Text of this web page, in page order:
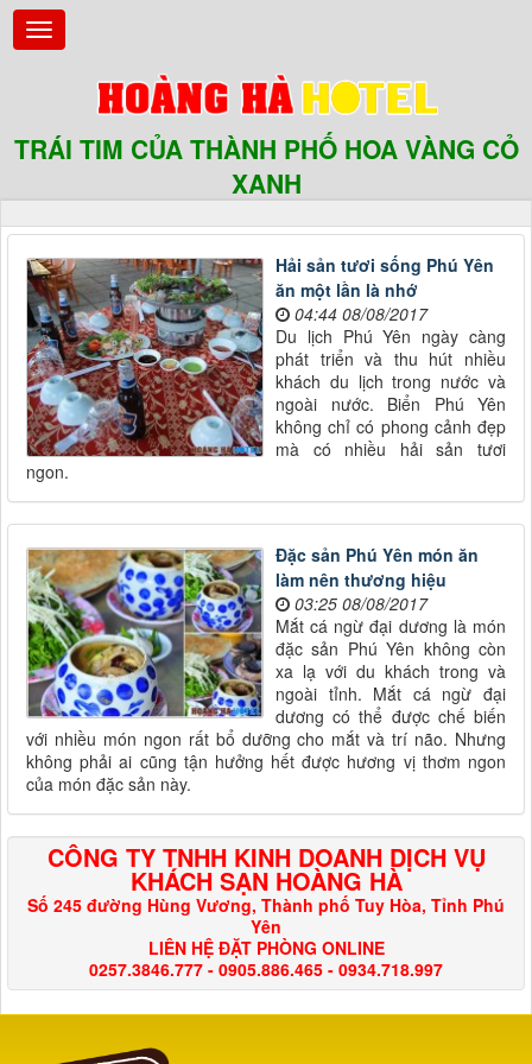
TRÁI TIM CỦA THÀNH PHỐ HOA VÀNG CỎ
XANH
Hải sản tươi sống Phú Yên
ăn một lần là nhớ
04:44 08/08/2017
Du lịch Phú Yên ngày càng
phát triển và thu hút nhiều
khách du lịch trong nước và
ngoài nước. Biển Phú Yên
không chỉ có phong cảnh đẹp
mà có nhiều hải sản tươi
ngon.
Đặc sản Phú Yên món ăn
làm nên thương hiệu
03:25 08/08/2017
Mắt cá ngừ đại dương là món
đặc sản Phú Yên không còn
xa lạ với du khách trong và
ngoài tỉnh. Mắt cá ngừ đại
dương có thể được chế biến
với nhiều món ngon rất bổ dưỡng cho mắt và trí não. Nhưng
không phải ai cũng tận hưởng hết được hương vị thơm ngon
của món đặc sản này.
CÔNG TY TNHH KINH DOANH DỊCH VỤ
KHÁCH SẠN HOÀNG HÀ
Số 245 đường Hùng Vương, Thành phố Tuy Hòa, Tỉnh Phú
Yên
LIÊN HỆ ĐẶT PHÒNG ONLINE
0257.3846.777 - 0905.886.465 - 0934.718.997